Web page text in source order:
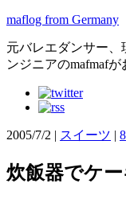
maflog from Germany
元バレエダンサー、
ンジニアのmafmaf
2005/7/2 | スイーツ | 8
炊飯器でケー